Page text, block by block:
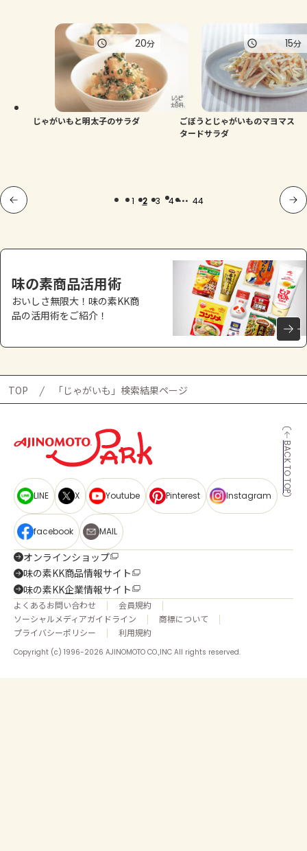
じゃがいもと明太子のサラダ
20分
ごぼうとじゃがいものマヨマス
タードサラダ
15分
1 2 3 4 ... 44
味の素商品活用術
おいしさ無限大！味の素KK商
品の活用術をご紹介！
TOP 「じゃがいも」検索結果ページ
BACK TO TOP
LINE X Youtube Pinterest Instagram
facebook MAIL
オンラインショップ
味の素KK商品情報サイト
味の素KK企業情報サイト
よくあるお問い合わせ
会員規約
ソーシャルメディアガイドライン
商標について
プライバシーポリシー
利用規約
Copyright (c) 1996-2026 AJINOMOTO CO.,INC All rights reserved.